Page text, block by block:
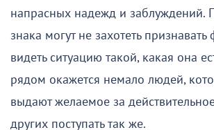
напрасных надежд и заблуждений.
знака могут не захотеть
видеть ситуацию такой, какая она
рядом окажется немало людей,
выдают желаемое за
других поступать так же.